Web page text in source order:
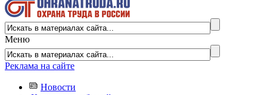
Меню
Реклама на сайте
Новости